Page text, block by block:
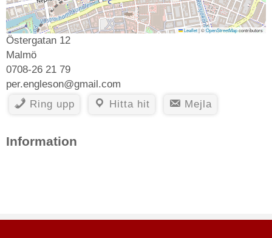
Leaflet|©OpenStreetMapcontributors
Östergatan 12
Malmö
0708-26 21 79
per.engleson@gmail.com
Ring upp
Hitta hit Mejla
Information